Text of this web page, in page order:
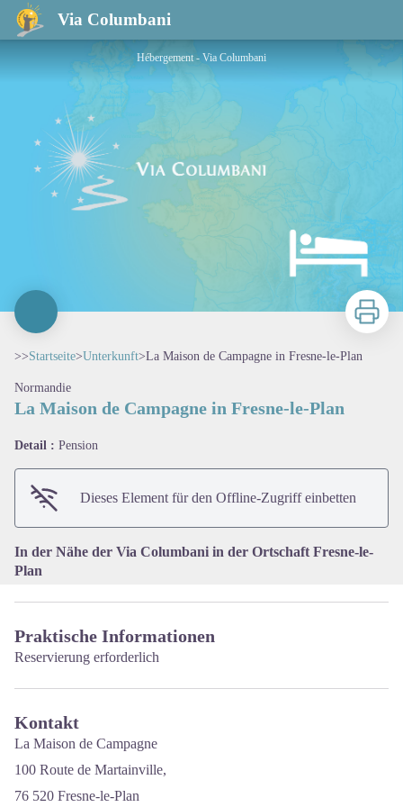
Via Columbani
La Maison de Campagne in Fresne-le-Plan
Hébergement - Via Columbani
Zu
>>Startseite>Unterkunft>La Maison de Campagne in Fresne-le-Plan
Normandie
La Maison de Campagne in Fresne-le-Plan
Detail : Pension
Dieses Element für den Offline-Zugriff einbetten
In der Nähe der Via Columbani in der Ortschaft Fresne-le-
Plan
Praktische Informationen
Reservierung erforderlich
Kontakt
La Maison de Campagne
100 Route de Martainville,
76 520 Fresne-le-Plan